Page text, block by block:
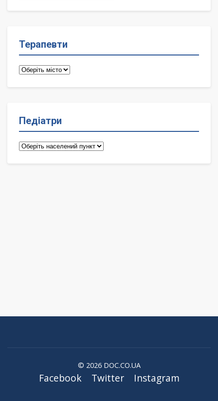
Терапевти
Терапевти
Педіатри
Педіатри
© 2026 DOC.CO.UA
Facebook Twitter Instagram